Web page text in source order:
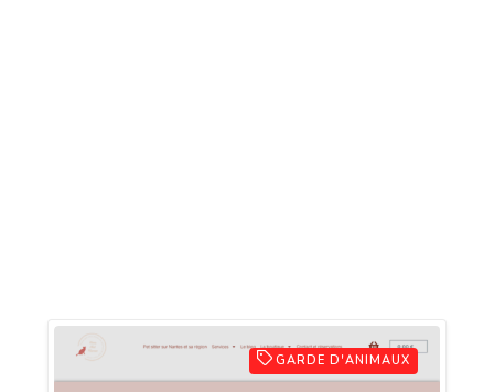
GARDE D'ANIMAUX